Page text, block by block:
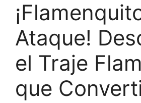
Ataque!
el Traje
que